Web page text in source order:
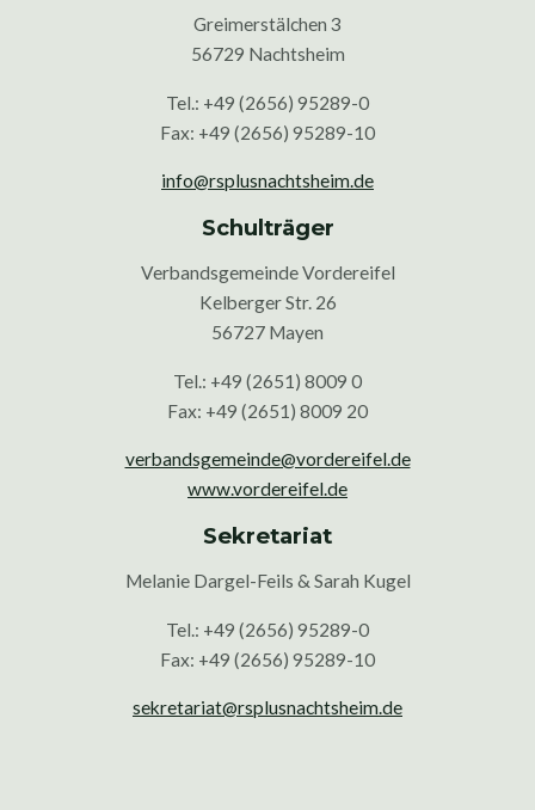
Greimerstälchen 3
56729 Nachtsheim
Tel.: +49 (2656) 95289-0
Fax: +49 (2656) 95289-10
info@rsplusnachtsheim.de
Schulträger
Verbandsgemeinde Vordereifel
Kelberger Str. 26
56727 Mayen
Tel.: +49 (2651) 8009 0
Fax: +49 (2651) 8009 20
verbandsgemeinde@vordereifel.de
www.vordereifel.de
Sekretariat
Melanie Dargel-Feils & Sarah Kugel
Tel.: +49 (2656) 95289-0
Fax: +49 (2656) 95289-10
sekretariat@rsplusnachtsheim.de